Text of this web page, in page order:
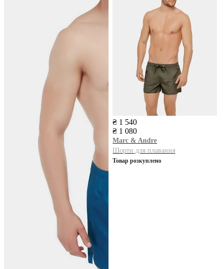
₴ 1 540
₴ 1 080
Marc & Andre
Шорти для плавання
Товар розкуплено